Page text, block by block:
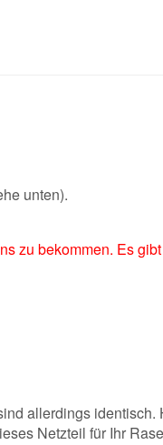
unten).
zu bekommen. Es
allerdings identisch.
Netzteil für Ihr